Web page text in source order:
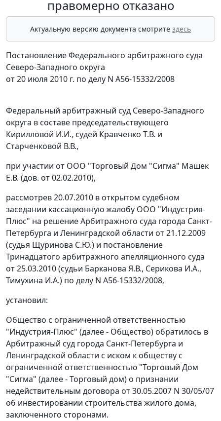
правомерно отказано
Актуальную версию документа смотрите здесь
Постановление Федерального арбитражного суда
Северо-Западного округа
от 20 июля 2010 г. по делу N А56-15332/2008
Федеральный арбитражный суд Северо-Западного
округа в составе председательствующего
Кирилловой И.И., судей Кравченко Т.В. и
Старченковой В.В.,
при участии от ООО "Торговый Дом "Сигма" Машек
Е.В. (дов. от 02.02.2010),
рассмотрев 20.07.2010 в открытом судебном
заседании кассационную жалобу ООО "Индустрия-
Плюс" на решение Арбитражного суда города Санкт-
Петербурга и Ленинградской области от 21.12.2009
(судья Щуринова С.Ю.) и постановление
Тринадцатого арбитражного апелляционного суда
от 25.03.2010 (судьи Барканова Я.В., Серикова И.А.,
Тимухина И.А.) по делу N А56-15332/2008,
установил:
Общество с ограниченной ответственностью
"Индустрия-Плюс" (далее - Общество) обратилось в
Арбитражный суд города Санкт-Петербурга и
Ленинградской области с иском к обществу с
ограниченной ответственностью "Торговый Дом
"Сигма" (далее - Торговый дом) о признании
недействительным договора от 30.05.2007 N 30/05/07
об инвестировании строительства жилого дома,
заключенного сторонами.